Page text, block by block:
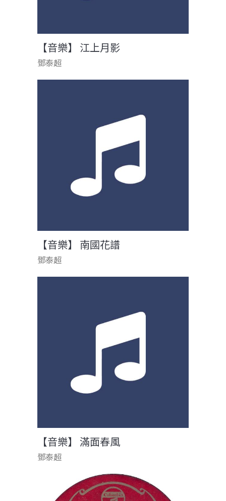
【音樂】 江上月影
鄧泰超
【音樂】 南國花譜
鄧泰超
【音樂】 滿面春風
鄧泰超